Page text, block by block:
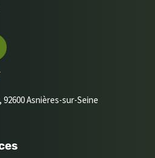
Asnières-sur-Seine